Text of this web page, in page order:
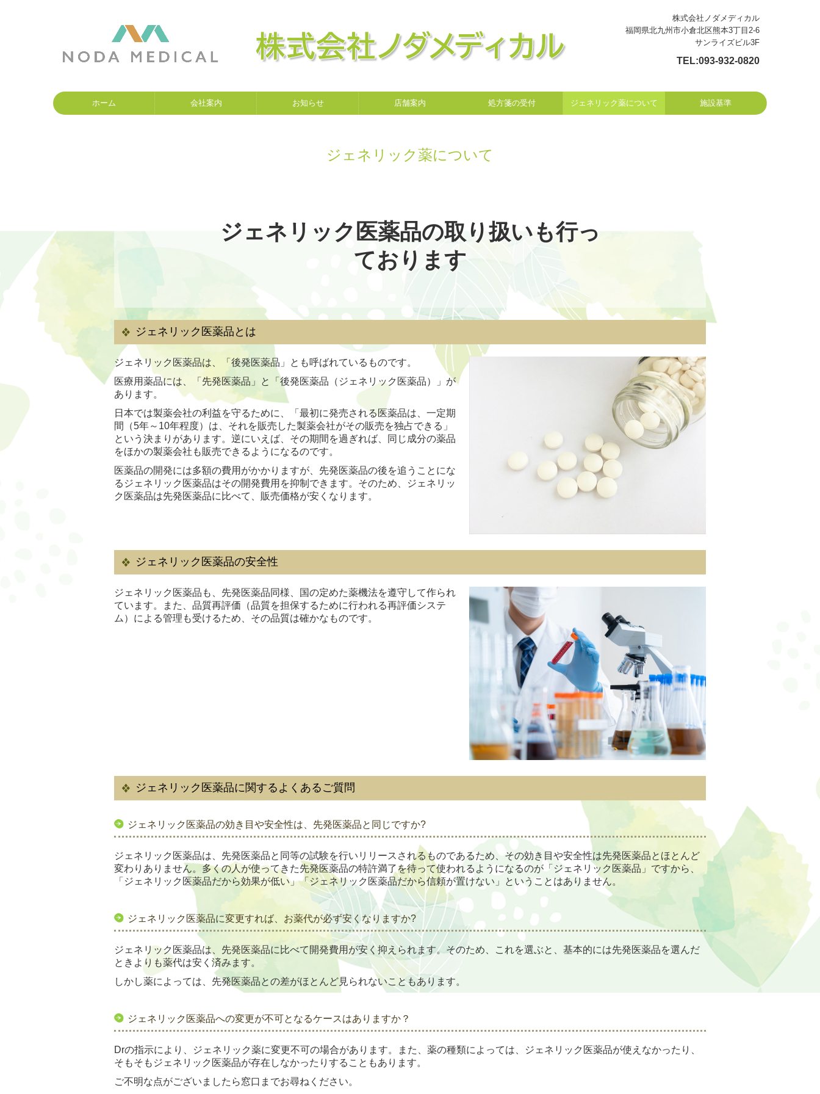
株式会社ノダメディカル
福岡県北九州市小倉北区熊本3丁目2-6
サンライズビル3F
TEL:093-932-0820
ホーム 会社案内 お知らせ 店舗案内 処方箋の受付 ジェネリック薬について 施設基準
ジェネリック薬について
ジェネリック医薬品の取り扱いも行っ
ております
ジェネリック医薬品とは
ジェネリック医薬品は、「後発医薬品」とも呼ばれているものです。
医療用薬品には、「先発医薬品」と「後発医薬品（ジェネリック医薬品）」が
あります。
日本では製薬会社の利益を守るために、「最初に発売される医薬品は、一定期
間（5年～10年程度）は、それを販売した製薬会社がその販売を独占できる」
という決まりがあります。逆にいえば、その期間を過ぎれば、同じ成分の薬品
をほかの製薬会社も販売できるようになるのです。
医薬品の開発には多額の費用がかかりますが、先発医薬品の後を追うことにな
るジェネリック医薬品はその開発費用を抑制できます。そのため、ジェネリッ
ク医薬品は先発医薬品に比べて、販売価格が安くなります。
ジェネリック医薬品の安全性
ジェネリック医薬品も、先発医薬品同様、国の定めた薬機法を遵守して作られ
ています。また、品質再評価（品質を担保するために行われる再評価システ
ム）による管理も受けるため、その品質は確かなものです。
ジェネリック医薬品に関するよくあるご質問
ジェネリック医薬品の効き目や安全性は、先発医薬品と同じですか?
ジェネリック医薬品は、先発医薬品と同等の試験を行いリリースされるものであるため、その効き目や安全性は先発医薬品とほとんど
変わりありません。多くの人が使ってきた先発医薬品の特許満了を待って使われるようになるのが「ジェネリック医薬品」ですから、
「ジェネリック医薬品だから効果が低い」「ジェネリック医薬品だから信頼が置けない」ということはありません。
ジェネリック医薬品に変更すれば、お薬代が必ず安くなりますか?
ジェネリック医薬品は、先発医薬品に比べて開発費用が安く抑えられます。そのため、これを選ぶと、基本的には先発医薬品を選んだ
ときよりも薬代は安く済みます。
しかし薬によっては、先発医薬品との差がほとんど見られないこともあります。
ジェネリック医薬品への変更が不可となるケースはありますか？
Drの指示により、ジェネリック薬に変更不可の場合があります。
また、薬の種類によっては、ジェネリック医薬品が使えなかったり、
そもそもジェネリック医薬品が存在しなかったりすることもあります。
ご不明な点がございましたら窓口までお尋ねください。